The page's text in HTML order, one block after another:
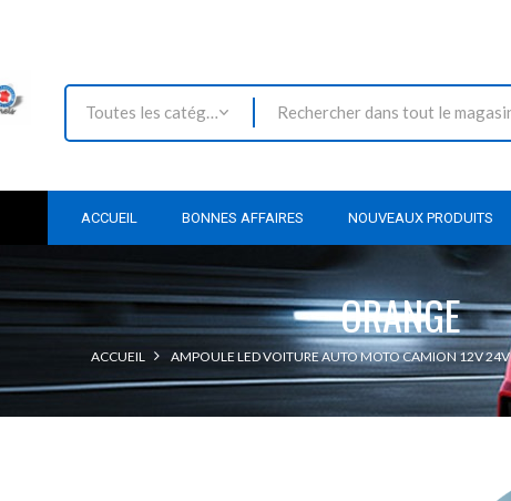
Toutes les catégories
ACCUEIL BONNES AFFAIRES NOUVEAUX PRODUITS
ORANGE
ACCUEIL AMPOULE LED VOITURE AUTO MOTO CAMION 12V 24V